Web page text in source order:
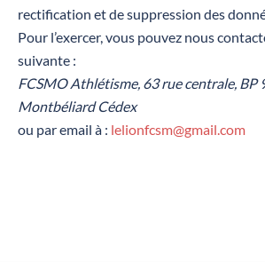
rectification et de suppression des
Pour l’exercer, vous pouvez nous
suivante :
FCSMO Athlétisme, 63 rue centrale, BP
Montbéliard Cédex
ou par email à : lelionfcsm@gmail.com